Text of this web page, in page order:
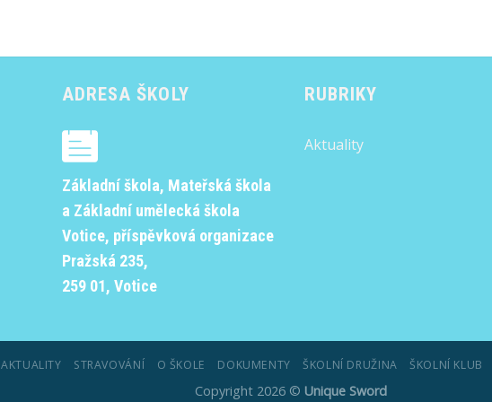
ADRESA ŠKOLY
Základní škola, Mateřská škola
a Základní umělecká škola
Votice, příspěvková organizace
Pražská 235,
259 01, Votice
RUBRIKY
Aktuality
AKTUALITY STRAVOVÁNÍ O ŠKOLE DOKUMENTY ŠKOLNÍ DRUŽINA ŠKOLNÍ KLUB
Copyright 2026 © Unique Sword